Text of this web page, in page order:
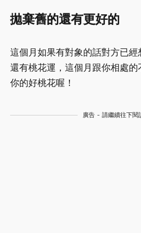
拋棄舊的還有更好的
這個月如果有對象的話對方已
還有桃花運，這個月跟你相處
你的好桃花喔！
廣告 - 請繼續往下閱